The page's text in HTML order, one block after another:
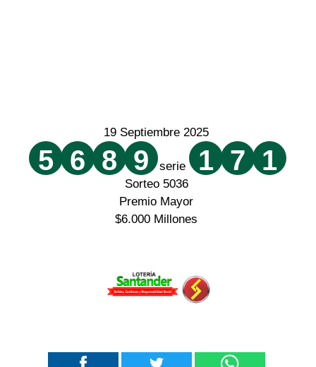
19 Septiembre 2025
5 6 8 9 serie 1 7 1
Sorteo 5036
Premio Mayor
$6.000 Millones